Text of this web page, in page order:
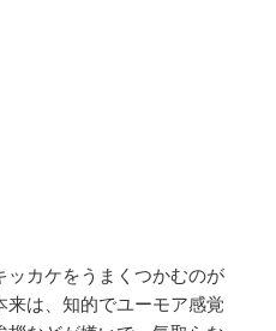
ッカケをうまくつかむのが
は、知的でユーモア感覚